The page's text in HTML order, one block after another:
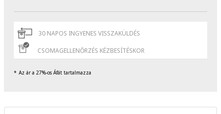
30 NAPOS INGYENES VISSZAKÜLDÉS
CSOMAGELLENŐRZÉS KÉZBESÍTÉSKOR
Az ár a 27%-os Áfát tartalmazza